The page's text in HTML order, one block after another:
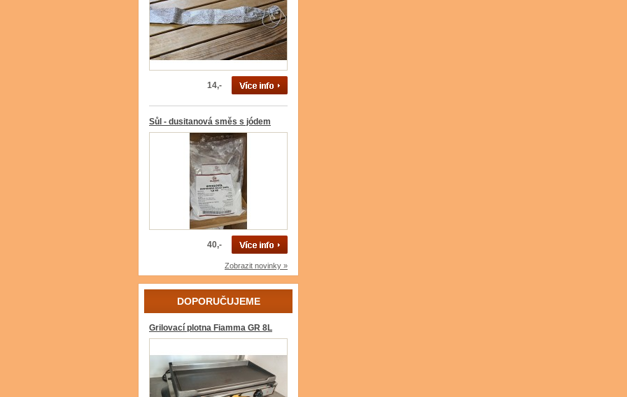
14,-
Sůl - dusitanová směs s jódem
40,-
Zobrazit novinky »
DOPORUČUJEME
Grilovací plotna Fiamma GR 8L